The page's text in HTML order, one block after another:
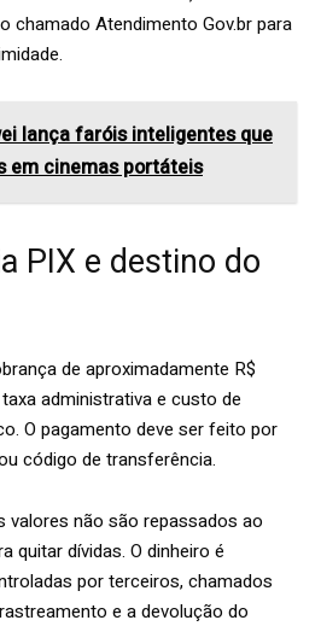
chamado Atendimento Gov.br para
lança faróis inteligentes que
em cinemas portáteis
PIX e destino do
de aproximadamente R$
administrativa e custo de
O pagamento deve ser feito por
código de transferência.
valores não são repassados ao
quitar dívidas. O dinheiro é
por terceiros, chamados
e a devolução do